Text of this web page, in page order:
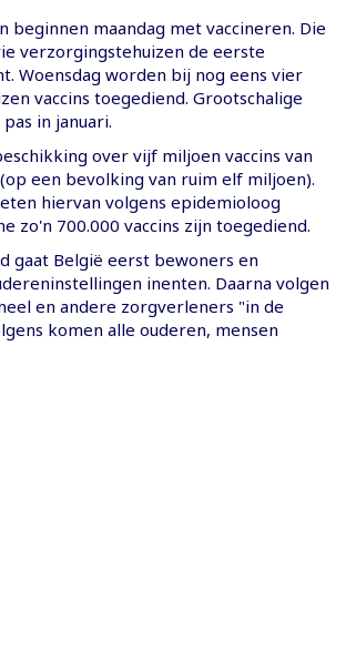
beginnen maandag met vaccineren. Die
verzorgingstehuizen de eerste
Woensdag worden bij nog eens vier
vaccins toegediend. Grootschalige
in januari.
over vijf miljoen vaccins van
een bevolking van ruim elf miljoen).
hiervan volgens epidemioloog
zo'n 700.000 vaccins zijn toegediend.
gaat België eerst bewoners en
inenten. Daarna volgen
en andere zorgverleners "in de
komen alle ouderen, mensen